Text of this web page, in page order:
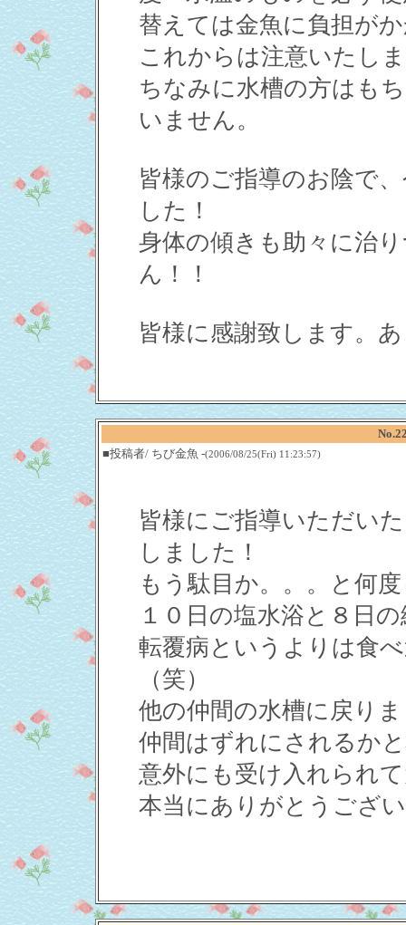
替えては金魚に負担が
これからは注意いたし
ちなみに水槽の方はも
いません。
皆様のご指導のお陰で
した！
身体の傾きも助々に治
ん！！
皆様に感謝致します。
■投稿者/ ちび金魚 -(2006/08/25(Fri) 11:23:57)
皆様にご指導いただい
しました！
もう駄目か。。。と何
１０日の塩水浴と８日
転覆病というよりは食
（笑）
他の仲間の水槽に戻り
仲間はずれにされるか
意外にも受け入れられ
本当にありがとうござ